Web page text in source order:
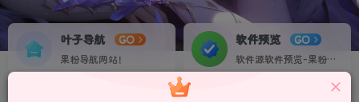
叶子导航 GO
果粉导航网站！
软件预览 GO
软件源软件预览-果粉资源下载签名定制站！个人证书20起稳定不掉签！
更多福利尽在叶子库交流群：751068497
请严格遵守法律法规、文明守法！